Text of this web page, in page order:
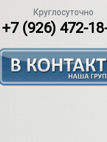
Круглосуточно
+7 (926) 472-